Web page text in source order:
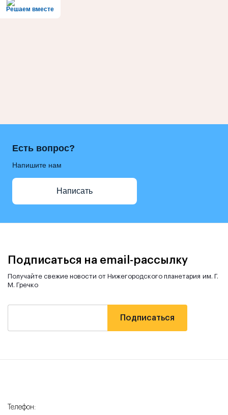
Решаем вместе
Есть вопрос?
Напишите нам
Написать
Подписаться на email-рассылку
Получайте свежие новости от Нижегородского планетария им. Г.
М. Гречко
Телефон: